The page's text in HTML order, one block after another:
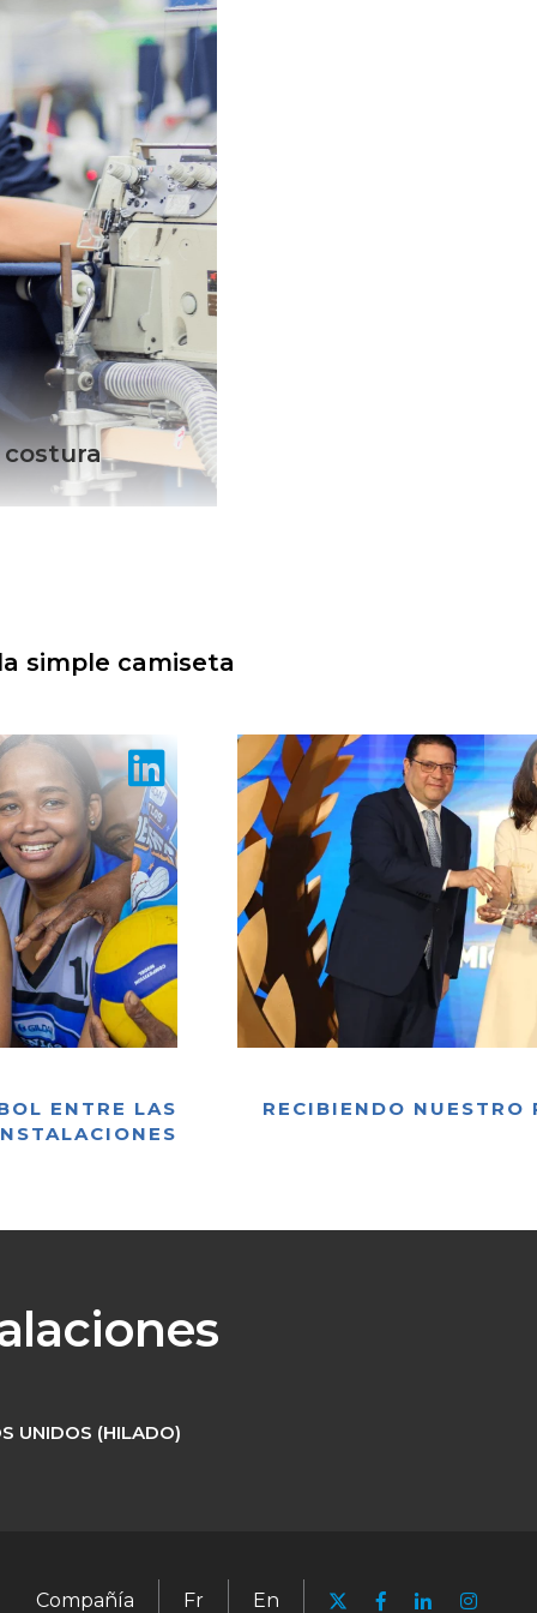
de costura,
San Pedro de
km 22, Santo
Republic
Pedro de Macoris,
San Pedro de
San Isidro,
17, Santo
simple camiseta
ENTRE LAS
RECIBIENDO NUESTRO
UNIDOS (HILADO)
Compañía Fr En